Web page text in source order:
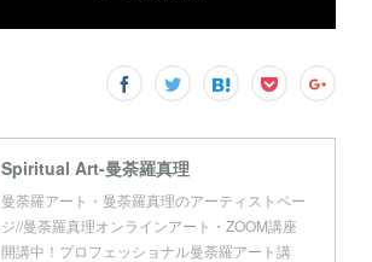
Spiritual Art-曼荼羅真理
曼荼羅アート・曼荼羅真理のアーティストペー
ジ//曼荼羅真理オンラインアート・ZOOM講座
開講中！プロフェッショナル曼荼羅アート講